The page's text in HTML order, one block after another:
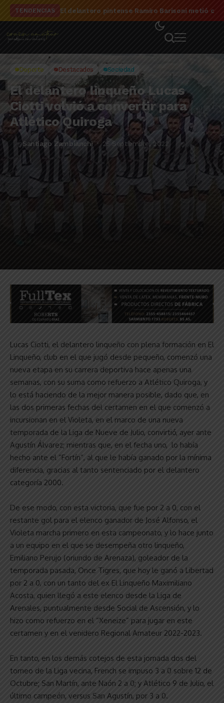
TENDENCIAS El delantero pintense Ramiro Barisoni metió
Deporte Destacados Sociedad
El delantero linqueño Lucas
Ciotti volvió a convertir para
Atlético Quiroga
Santiago Zambianchi 25 Septiembre, 2022
Lucas Ciotti, el delantero linqueño con plena formación en El
Linqueño, club en el que jugó desde pequeño, comenzó una
nueva etapa en su carrera deportiva hace apenas una
semanas, con su suma como refuerzo a Atlético Quiroga, y
lo está haciendo de la mejor manera posible, dado que, en
las dos primeras fechas del certamen en el que comenzó a
incursionan en el Violeta, en el marco de una nueva
temporada de la Liga de Nueve de Julio, convirtió, ayer ante
Agustín Álvarez; mientras que, en el fecha uno, lo había
hecho ante el “Fortín”, al que le había ganado por la mínima
diferencia, gracias al tanto sentenciado por el delantero
categoría 2000.
De ese modo, con esta victoria, que fue por 2 a 0, con el
restante gol para el elenco ganador de José Alfonso, el
Violeta marcha primero en esta campeonato, y lo hace junto
a un equipo en el que se desempeña otro linqueño,
Emiliano Perujo (oriundo de Arenaza), goleador de la
temporada pasada, Once Tigres, que hoy le ganó a Libertad
por 2 a 0, con un tanto del ex El Linqueño Maximiliano
Acosta, quien llegó a este elenco desde la Liga de
Arenales, puntualmente desde Social de Ascensión, y lo
hizo como refuerzo en el “Xeneize” para jugar en este
certamen y en el venidero Regional Amateur 2022-2023.
En tanto, en los demás cotejos de esta jornada dos del
torneo de la Liga vecina, French se impuso 3 a 0 sobre 12 de
Octubre; San Martín, ante Naón 2 a 0; y Atlético 9 de Julio, el
último campeón, versus San Agustín, por 3 a 0.